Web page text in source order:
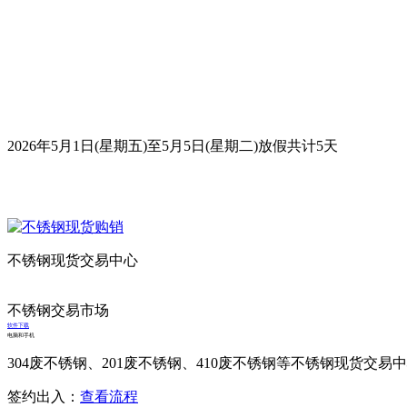
2026年5月1日(星期五)至5月5日(星期二)放假共计5天
不锈钢现货交易中心
不锈钢交易市场
软件下载
电脑和手机
304废不锈钢、201废不锈钢、410废不锈钢等不锈钢现货交易
签约出入： 查看流程